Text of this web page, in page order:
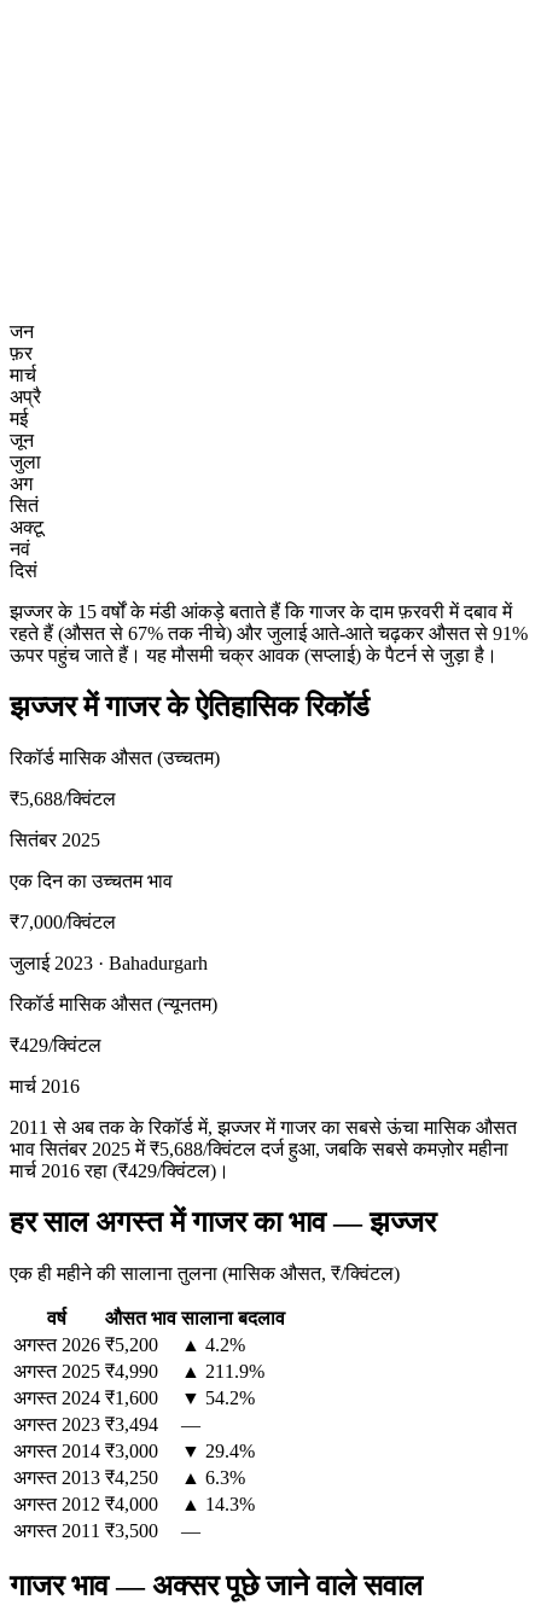
जन
फ़र
मार्च
अप्रै
मई
जून
जुला
अग
सितं
अक्टू
नवं
दिसं
झज्जर के 15 वर्षों के मंडी आंकड़े बताते हैं कि गाजर के दाम फ़रवरी में दबाव में
रहते हैं (औसत से 67% तक नीचे) और जुलाई आते-आते चढ़कर औसत से 91%
ऊपर पहुंच जाते हैं। यह मौसमी चक्र आवक (सप्लाई) के पैटर्न से जुड़ा है।
झज्जर में गाजर के ऐतिहासिक रिकॉर्ड
रिकॉर्ड मासिक औसत (उच्चतम)
₹5,688/क्विंटल
सितंबर 2025
एक दिन का उच्चतम भाव
₹7,000/क्विंटल
जुलाई 2023 · Bahadurgarh
रिकॉर्ड मासिक औसत (न्यूनतम)
₹429/क्विंटल
मार्च 2016
2011 से अब तक के रिकॉर्ड में, झज्जर में गाजर का सबसे ऊंचा मासिक औसत
भाव सितंबर 2025 में ₹5,688/क्विंटल दर्ज हुआ, जबकि सबसे कमज़ोर महीना
मार्च 2016 रहा (₹429/क्विंटल)।
हर साल अगस्त में गाजर का भाव — झज्जर
एक ही महीने की सालाना तुलना (मासिक औसत, ₹/क्विंटल)
वर्ष औसत भाव सालाना बदलाव
अगस्त 2026 ₹5,200
▲ 4.2%
अगस्त 2025 ₹4,990
▲ 211.9%
अगस्त 2024 ₹1,600
▼ 54.2%
अगस्त 2023 ₹3,494
—
अगस्त 2014 ₹3,000
▼ 29.4%
अगस्त 2013 ₹4,250
▲ 6.3%
अगस्त 2012 ₹4,000
▲ 14.3%
अगस्त 2011 ₹3,500 —
गाजर भाव — अक्सर पूछे जाने वाले सवाल